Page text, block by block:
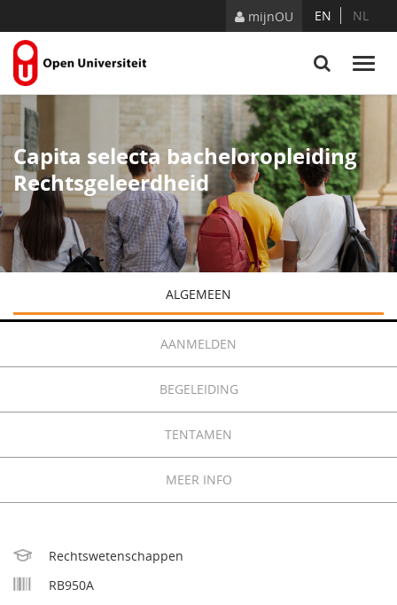
mijnOU EN NL
Capita selecta bacheloropleiding
Rechtsgeleerdheid
ALGEMEEN
AANMELDEN
BEGELEIDING
TENTAMEN
MEER INFO
Rechtswetenschappen
RB950A